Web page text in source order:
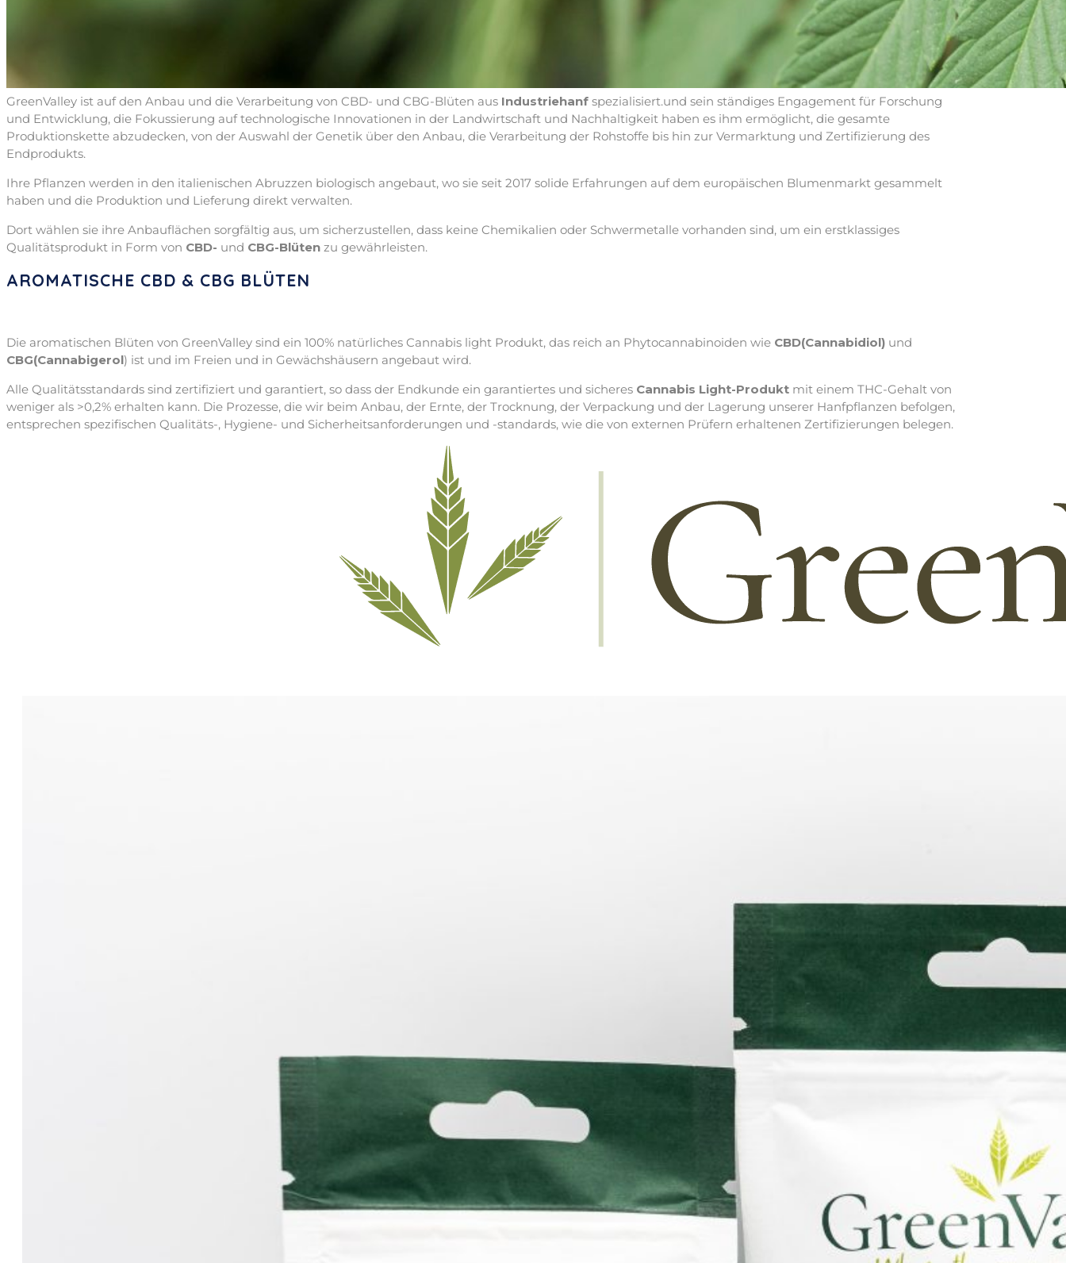
GreenValley ist auf den Anbau und die Verarbeitung von CBD- und CBG-Blüten aus Industriehanf spezialisiert.und sein ständiges Engagement für Forschung
und Entwicklung, die Fokussierung auf technologische Innovationen in der Landwirtschaft und Nachhaltigkeit haben es ihm ermöglicht, die gesamte
Produktionskette abzudecken, von der Auswahl der Genetik über den Anbau, die Verarbeitung der Rohstoffe bis hin zur Vermarktung und Zertifizierung des
Endprodukts.
Ihre Pflanzen werden in den italienischen Abruzzen biologisch angebaut, wo sie seit 2017 solide Erfahrungen auf dem europäischen Blumenmarkt gesammelt
haben und die Produktion und Lieferung direkt verwalten.
Dort wählen sie ihre Anbauflächen sorgfältig aus, um sicherzustellen, dass keine Chemikalien oder Schwermetalle vorhanden sind, um ein erstklassiges
Qualitätsprodukt in Form von CBD- und CBG-Blüten zu gewährleisten.
AROMATISCHE CBD & CBG BLÜTEN
Die aromatischen Blüten von GreenValley sind ein 100% natürliches Cannabis light Produkt, das reich an Phytocannabinoiden wie CBD(Cannabidiol) und
CBG(Cannabigerol) ist und im Freien und in Gewächshäusern angebaut wird.
Alle Qualitätsstandards sind zertifiziert und garantiert, so dass der Endkunde ein garantiertes und sicheres Cannabis Light-Produkt mit einem THC-Gehalt von
weniger als >0,2% erhalten kann. Die Prozesse, die wir beim Anbau, der Ernte, der Trocknung, der Verpackung und der Lagerung unserer Hanfpflanzen befolgen,
entsprechen spezifischen Qualitäts-, Hygiene- und Sicherheitsanforderungen und -standards, wie die von externen Prüfern erhaltenen Zertifizierungen belegen.